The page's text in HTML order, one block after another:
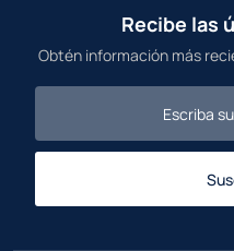
Recibe las
Obtén información más